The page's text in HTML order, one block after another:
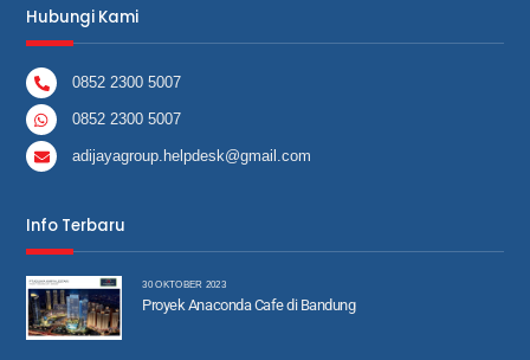
Hubungi Kami
0852 2300 5007
0852 2300 5007
adijayagroup.helpdesk@gmail.com
Info Terbaru
30 OKTOBER 2023
Proyek Anaconda Cafe di Bandung